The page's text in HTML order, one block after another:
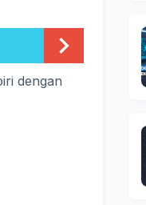
dengan